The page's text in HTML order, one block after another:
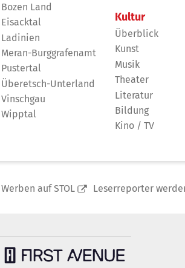
Bozen Land
Eisacktal
Ladinien
Meran-Burggrafenamt
Pustertal
Überetsch-Unterland
Vinschgau
Wipptal
Kultur
Überblick
Kunst
Musik
Theater
Literatur
Bildung
Kino / TV
Werben auf STOL Leserreporter